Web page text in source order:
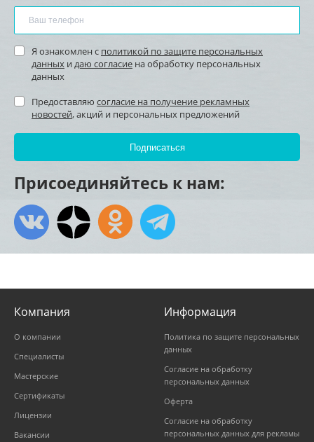
Я ознакомлен с политикой по защите персональных
данных и даю согласие на обработку персональных
данных
Предоставляю согласие на получение рекламных
новостей, акций и персональных предложений
Присоединяйтесь к нам:
Компания
О компании
Специалисты
Мастерские
Сертификаты
Лицензии
Вакансии
Информация
Политика по защите персональных
данных
Согласие на обработку
персональных данных
Оферта
Согласие на обработку
персональных данных для рекламы